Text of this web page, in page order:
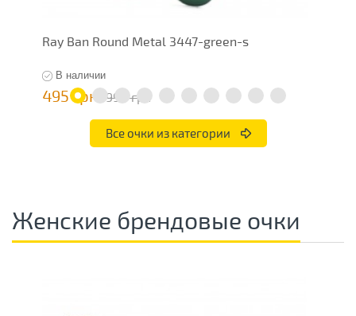
Ray Ban Round Metal 3447-green-s
В наличии
495 грн 990 грн
Все очки из категории
Женские брендовые очки